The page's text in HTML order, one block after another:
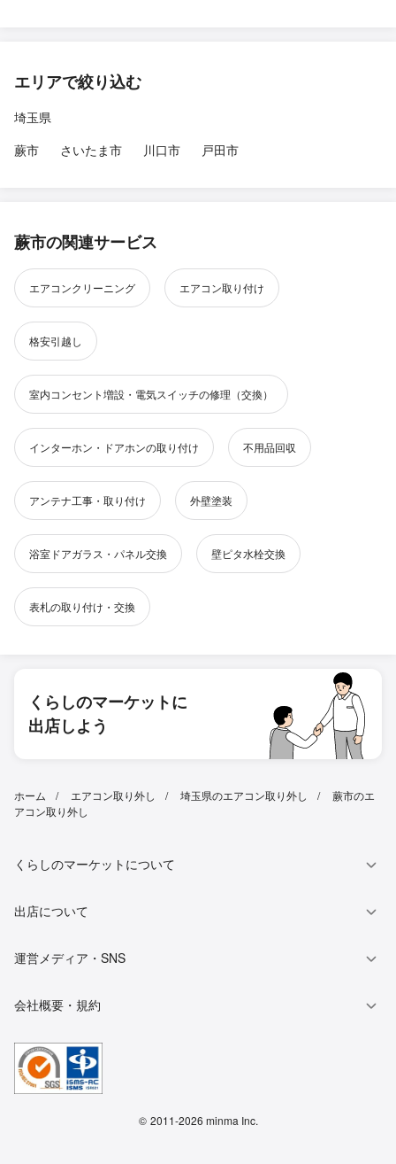
エリアで絞り込む
埼玉県
蕨市
さいたま市 川口市 戸田市
蕨市の関連サービス
エアコンクリーニング エアコン取り付け
格安引越し
室内コンセント増設・電気スイッチの修理（交換）
インターホン・ドアホンの取り付け 不用品回収
アンテナ工事・取り付け 外壁塗装
浴室ドアガラス・パネル交換 壁ピタ水栓交換
表札の取り付け・交換
くらしのマーケットに
出店しよう
ホーム エアコン取り外し 埼玉県のエアコン取り外し
蕨市のエ
アコン取り外し
くらしのマーケットについて
出店について
運営メディア・SNS
会社概要・規約
© 2011-2026 minma Inc.